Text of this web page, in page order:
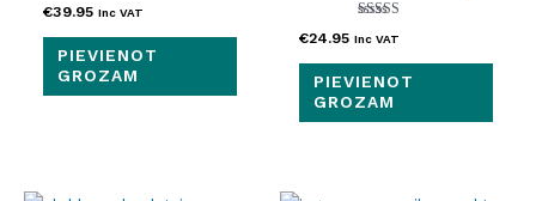
ar
5
€39.95 Inc VAT
PIEVIENOT
GROZAM
5.00
€24.95 Inc VAT
PIEVIENOT
GROZAM